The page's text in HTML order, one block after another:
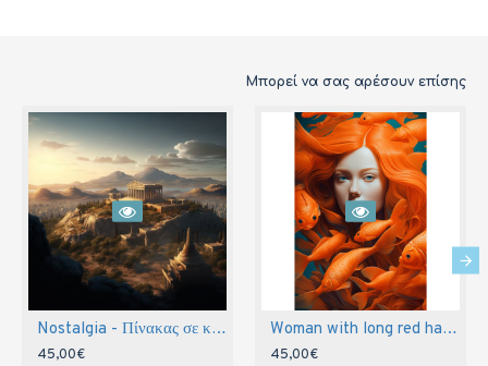
Μπορεί να σας αρέσουν επίσης
Nostalgia - Πίνακας σε καμβά
45,00€
Woman with long red hair - Πίνακας σε καμβά
45,00€